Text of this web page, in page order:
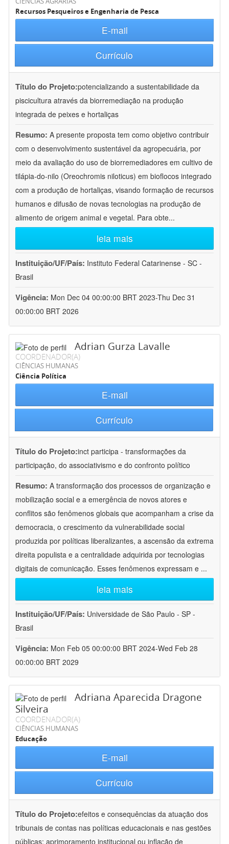
Recursos Pesqueiros e Engenharia de Pesca
E-mail
Currículo
Título do Projeto:potencializando a sustentabilidade da
piscicultura através da biorremediação na produção
integrada de peixes e hortaliças
Resumo: A presente proposta tem como objetivo contribuir
com o desenvolvimento sustentável da agropecuária, por
meio da avaliação do uso de biorremediadores em cultivo de
tilápia-do-nilo (Oreochromis niloticus) em bioflocos integrado
com a produção de hortaliças, visando formação de recursos
humanos e difusão de novas tecnologias na produção de
alimento de origem animal e vegetal. Para obte...
leia mais
Instituição/UF/País: Instituto Federal Catarinense - SC -
Brasil
Vigência: Mon Dec 04 00:00:00 BRT 2023-Thu Dec 31
00:00:00 BRT 2026
Adrian Gurza Lavalle
COORDENADOR(A)
CIÊNCIAS HUMANAS
Ciência Política
E-mail
Currículo
Título do Projeto:inct participa - transformações da
participação, do associativismo e do confronto político
Resumo: A transformação dos processos de organização e
mobilização social e a emergência de novos atores e
conflitos são fenômenos globais que acompanham a crise da
democracia, o crescimento da vulnerabilidade social
produzida por políticas liberalizantes, a ascensão da extrema
direita populista e a centralidade adquirida por tecnologias
digitais de comunicação. Esses fenômenos expressam e ...
leia mais
Instituição/UF/País: Universidade de São Paulo - SP -
Brasil
Vigência: Mon Feb 05 00:00:00 BRT 2024-Wed Feb 28
00:00:00 BRT 2029
Adriana Aparecida Dragone
Silveira
COORDENADOR(A)
CIÊNCIAS HUMANAS
Educação
E-mail
Currículo
Título do Projeto:efeitos e consequências da atuação dos
tribunais de contas nas políticas educacionais e nas gestões
públicas: aprimoramento institucional ou inflação de